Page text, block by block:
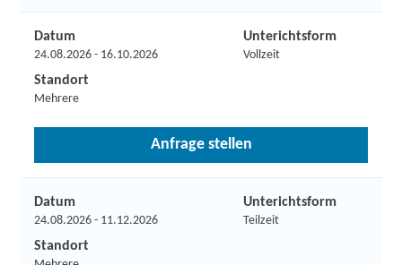
Datum
24.08.2026 - 16.10.2026
Unterichtsform
Vollzeit
Standort
Mehrere
Anfrage stellen
Datum
24.08.2026 - 11.12.2026
Unterichtsform
Teilzeit
Standort